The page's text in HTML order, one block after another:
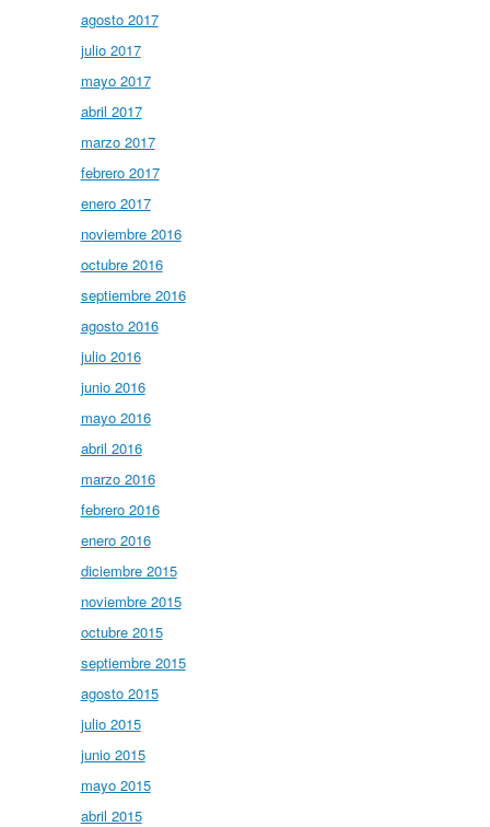
agosto 2017
julio 2017
mayo 2017
abril 2017
marzo 2017
febrero 2017
enero 2017
noviembre 2016
octubre 2016
septiembre 2016
agosto 2016
julio 2016
junio 2016
mayo 2016
abril 2016
marzo 2016
febrero 2016
enero 2016
diciembre 2015
noviembre 2015
octubre 2015
septiembre 2015
agosto 2015
julio 2015
junio 2015
mayo 2015
abril 2015